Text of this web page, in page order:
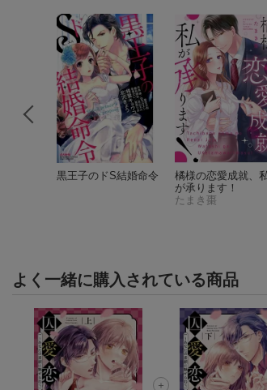
黒王子のドS結婚命令
橘様の恋愛成就、
が承ります！
たまき棗
よく一緒に購入されている商品